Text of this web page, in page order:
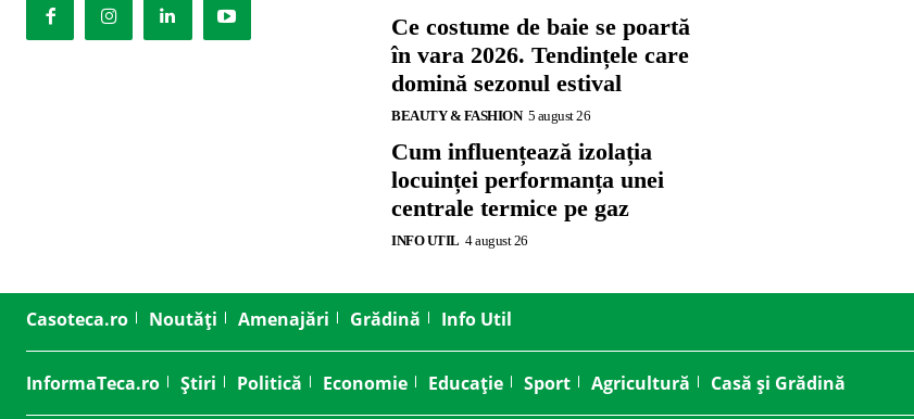
Ce costume de baie se poartă
în vara 2026. Tendințele care
domină sezonul estival
BEAUTY & FASHION 5 august 26
Cum influențează izolația
locuinței performanța unei
centrale termice pe gaz
INFO UTIL 4 august 26
Casoteca.ro Noutăți Amenajări Grădină Info Util
InformaTeca.ro Știri Politică Economie Educație Sport Agricultură Casă și Grădină